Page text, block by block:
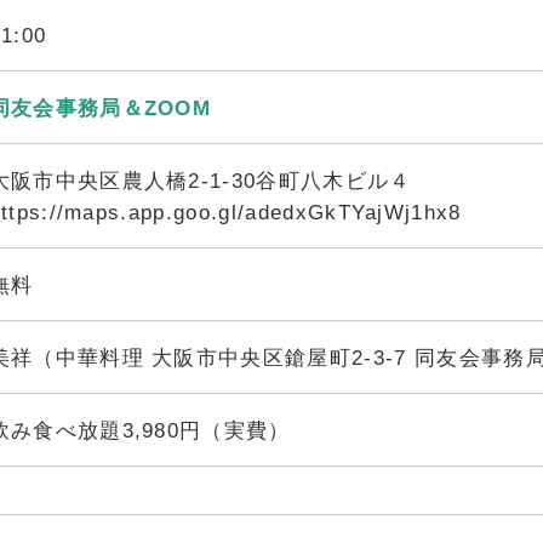
友会事務局＆ZOOM
阪市中央区農人橋2-1-30谷町八木ビル４
maps.app.goo.gl/adedxGkTYajWj1hx8
料
祥（中華料理 大阪市中央区鎗屋町2-3-7 同友会事務
み食べ放題3,980円（実費）